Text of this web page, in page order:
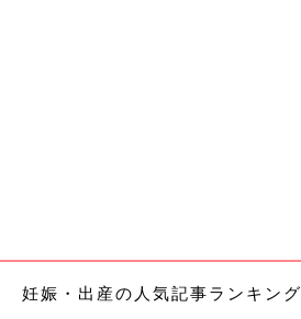
妊娠・出産の人気記事ランキング